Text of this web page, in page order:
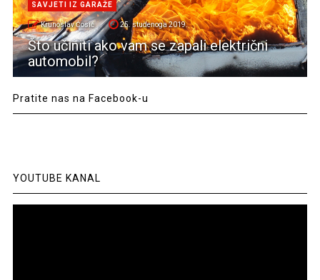
SAVJETI IZ GARAŽE
Krunoslav Ćosić 25. studenoga 2019.
Što učiniti ako vam se zapali električni
automobil?
Pratite nas na Facebook-u
YOUTUBE KANAL